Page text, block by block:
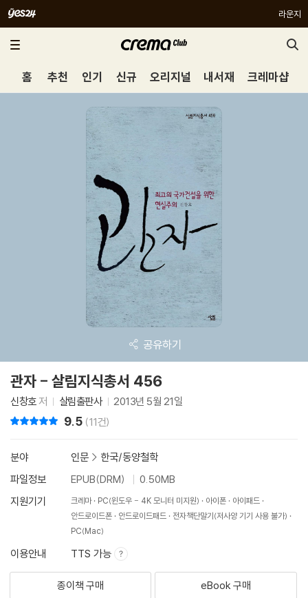
라운지
홈 추천 인기 신규 오리지널 내서재 크레마샵
공유하기
관자 - 살림지식총서 456
신창호저 살림출판사 2013년 5월 21일
9.5 (11건)
분야 인문 > 한국/동양철학
파일정보
EPUB(DRM)
0.50MB
지원기기
크레마 PC(윈도우 - 4K 모니터 미지원) 아이폰
아이패드
안드로이드폰
안드로이드패드
전자책단말기(저사양 기기 사용 불가)
PC(Mac)
이용안내 TTS 가능
종이책 구매 eBook 구매